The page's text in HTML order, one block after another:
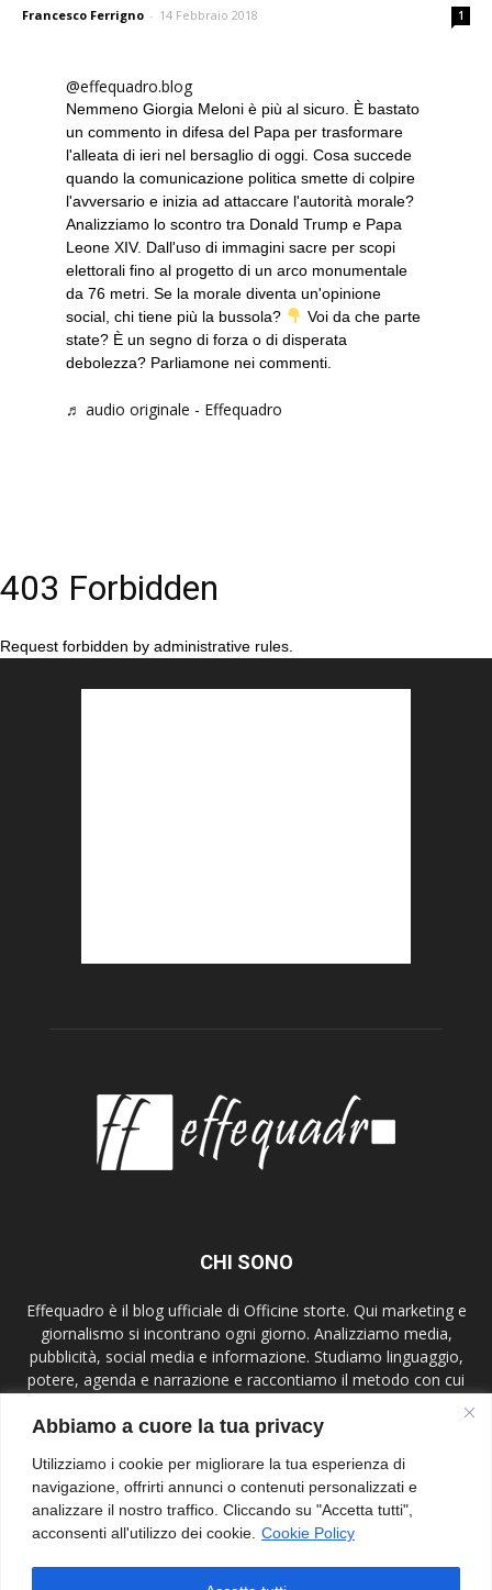
Abbiamo a cuore la tua privacy
Utilizziamo i cookie per migliorare la tua esperienza di
navigazione, offrirti annunci o contenuti personalizzati e
analizzare il nostro traffico. Cliccando su "Accetta tutti",
acconsenti all'utilizzo dei cookie. Cookie Policy
Francesco Ferrigno - 14 Febbraio 2018 1
@effequadro.blog
Nemmeno Giorgia Meloni è più al sicuro. È bastato
un commento in difesa del Papa per trasformare
l'alleata di ieri nel bersaglio di oggi. Cosa succede
quando la comunicazione politica smette di colpire
l'avversario e inizia ad attaccare l'autorità morale?
Analizziamo lo scontro tra Donald Trump e Papa
Leone XIV. Dall'uso di immagini sacre per scopi
elettorali fino al progetto di un arco monumentale
da 76 metri. Se la morale diventa un'opinione
social, chi tiene più la bussola?
Voi da che parte
state? È un segno di forza o di disperata
debolezza? Parliamone nei commenti.
♬ audio originale - Effequadro
403 Forbidden
Request forbidden by administrative rules.
CHI SONO
Effequadro è il blog ufficiale di Officine storte. Qui marketing e
giornalismo si incontrano ogni giorno. Analizziamo media,
pubblicità, social media e informazione. Studiamo linguaggio,
potere, agenda e narrazione e raccontiamo il metodo con cui
parliamo a giornalisti, comunicatori, studenti e lettori attenti.
Contact us:info@effequadroblog.it